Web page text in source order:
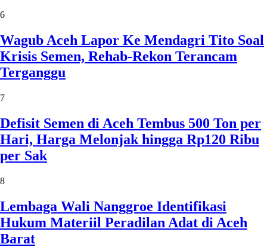
6
Wagub Aceh Lapor Ke Mendagri Tito Soal
Krisis Semen, Rehab-Rekon Terancam
Terganggu
7
Defisit Semen di Aceh Tembus 500 Ton per
Hari, Harga Melonjak hingga Rp120 Ribu
per Sak
8
Lembaga Wali Nanggroe Identifikasi
Hukum Materiil Peradilan Adat di Aceh
Barat